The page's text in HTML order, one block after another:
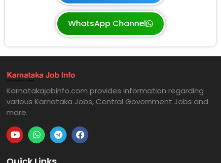
WhatsApp Channel
Karnatakajobinfo.com provides information regarding
various Karnataka Jobs, Central Government Jobs and
more.